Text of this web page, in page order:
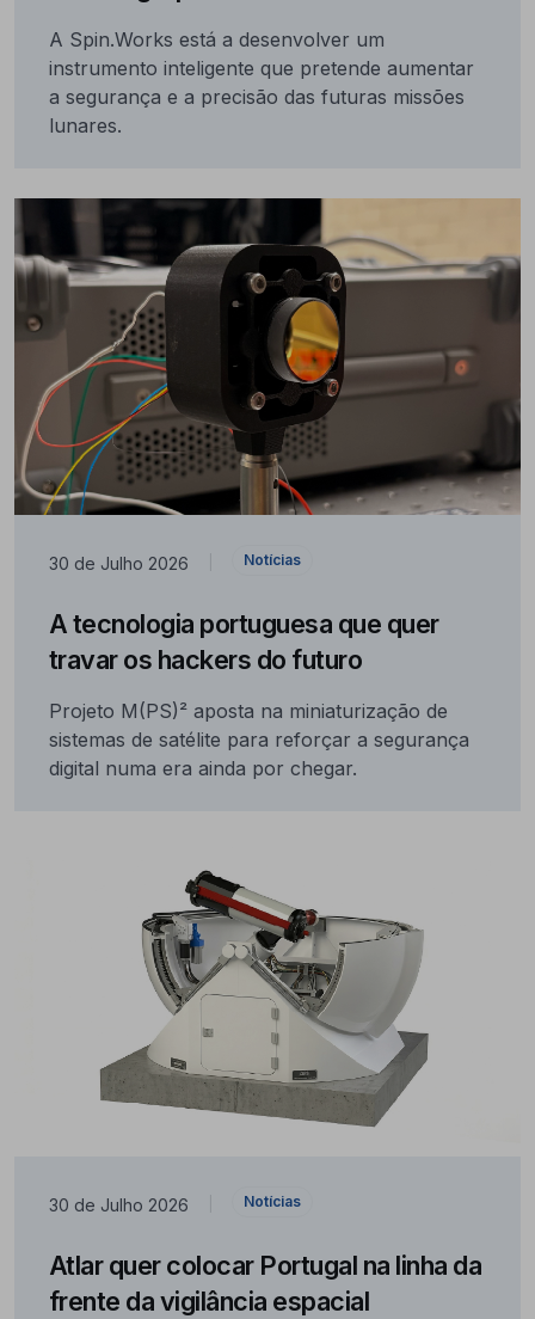
A Spin.Works está a desenvolver um
instrumento inteligente que pretende aumentar
a segurança e a precisão das futuras missões
lunares.
30 de Julho 2026 Notícias
A tecnologia portuguesa que quer
travar os hackers do futuro
Projeto M(PS)² aposta na miniaturização de
sistemas de satélite para reforçar a segurança
digital numa era ainda por chegar.
30 de Julho 2026 Notícias
Atlar quer colocar Portugal na linha da
frente da vigilância espacial